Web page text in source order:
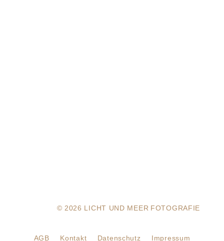
© 2026 LICHT UND MEER FOTOGRAFIE
AGB Kontakt Datenschutz Impressum